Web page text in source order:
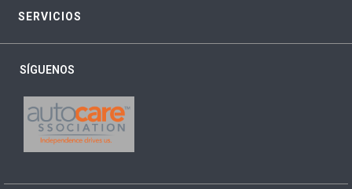
SERVICIOS
SÍGUENOS